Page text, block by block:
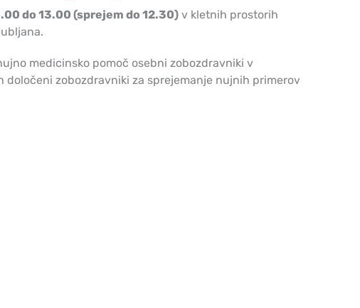
do 13.00 (sprejem do 12.30)v kletnih prostorih
medicinsko pomoč osebni zobozdravniki v
zobozdravniki za sprejemanje nujnih primerov